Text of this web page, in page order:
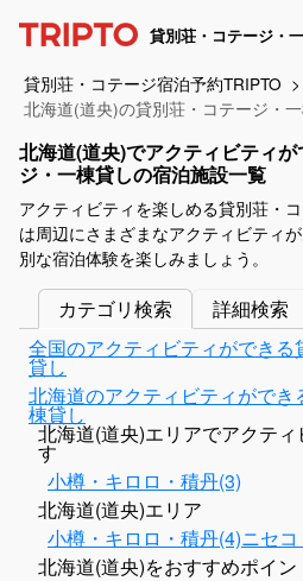
貸別荘・コテージ・
貸別荘・コテージ宿泊予約TRIPTO
北海道(道央)の貸別荘・コテージ・
北海道(道央)でアクティビティ
ジ・一棟貸しの宿泊施設一覧
アクティビティを楽しめる貸別荘・
は周辺にさまざまなアクティビティ
別な宿泊体験を楽しみましょう。
カテゴリ検索
詳細検索
全国のアクティビティができ
貸し
北海道のアクティビティがで
棟貸し
北海道(道央)エリアでアクテ
す
小樽・キロロ・積丹(3)
北海道(道央)エリア
小樽・キロロ・積丹(4)ニセ
北海道(道央)をおすすめポイ